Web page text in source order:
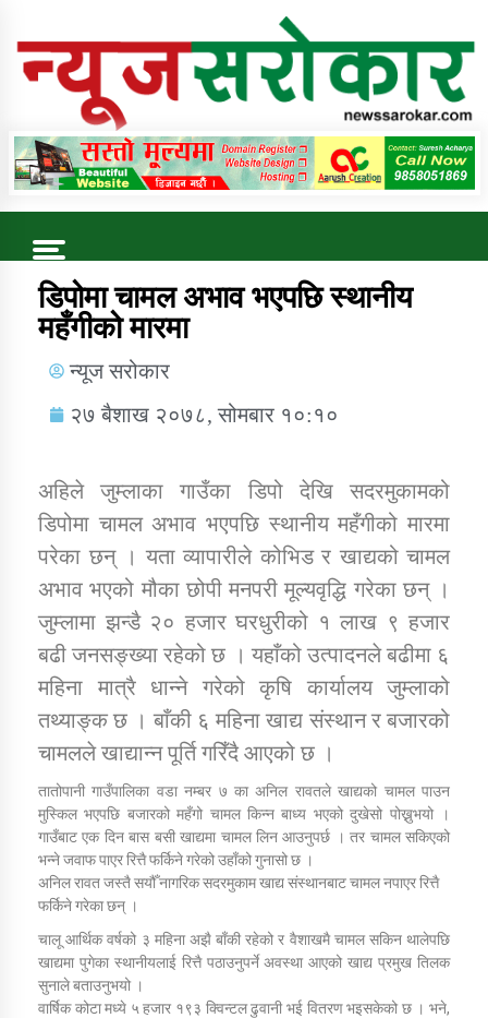
Online News Portal
Trending Now
कुषि बिकास कार्यालय जुम्ला सुचना सन्देश
डिभिजन कार्यालय जुम्लाको सुचना सन्देश
कर्णाली प्रविधि शिक्षालय जुम्लाको सुचना
सामाजिक बिकास कार्यालय जुम्लाकाे सुचना
डिपोमा चामल अभाव भएपछि स्थानीय
महँगीको मारमा
न्यूज सरोकार
२७ बैशाख २०७८, सोमबार १०:१०
अहिले जुम्लाका गाउँका डिपो देखि सदरमुकामको
डिपोमा चामल अभाव भएपछि स्थानीय महँगीको मारमा
परेका छन् । यता व्यापारीले कोभिड र खाद्यको चामल
अभाव भएको मौका छोपी मनपरी मूल्यवृद्धि गरेका छन् ।
जुम्लामा झन्डै २० हजार घरधुरीको १ लाख ९ हजार
बढी जनसङ्ख्या रहेको छ । यहाँको उत्पादनले बढीमा ६
महिना मात्रै धान्ने गरेको कृषि कार्यालय जुम्लाको
तथ्याङ्क छ । बाँकी ६ महिना खाद्य संस्थान र बजारको
चामलले खाद्यान्न पूर्ति गरिँदै आएको छ ।
तातोपानी गाउँपालिका वडा नम्बर ७ का अनिल रावतले खाद्यको चामल पाउन
मुस्किल भएपछि बजारको महँगो चामल किन्न बाध्य भएको दुखेसो पोख्नुभयो ।
गाउँबाट एक दिन बास बसी खाद्यमा चामल लिन आउनुपर्छ । तर चामल सकिएको
भन्ने जवाफ पाएर रित्तै फर्किने गरेको उहाँको गुनासो छ ।
अनिल रावत जस्तै सयौँ नागरिक सदरमुकाम खाद्य संस्थानबाट चामल नपाएर रित्तै
फर्किने गरेका छन् ।
चालू आर्थिक वर्षको ३ महिना अझै बाँकी रहेको र वैशाखमै चामल सकिन थालेपछि
खाद्यमा पुगेका स्थानीयलाई रित्तै पठाउनुपर्ने अवस्था आएको खाद्य प्रमुख तिलक
सुनाले बताउनुभयो ।
वार्षिक कोटा मध्ये ५ हजार १९३ क्विन्टल ढुवानी भई वितरण भइसकेको छ । भने,